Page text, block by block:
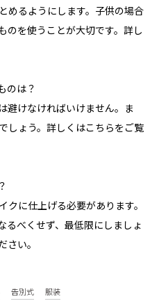
めるようにします。子供の場合
のを使うことが大切です。詳し
のは？
避けなければいけません。ま
しょう。詳しくはこちらをご覧
クに仕上げる必要があります。
るべくせず、最低限にしましょ
さい。
告別式 服装